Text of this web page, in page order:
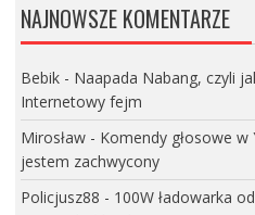
NAJNOWSZE KOMENTARZE
Bebik- Naapada Nabang, czyli
Internetowy fejm
Mirosław- Komendy głosowe
jestem zachwycony
Policjusz88 - 100W ładowarka